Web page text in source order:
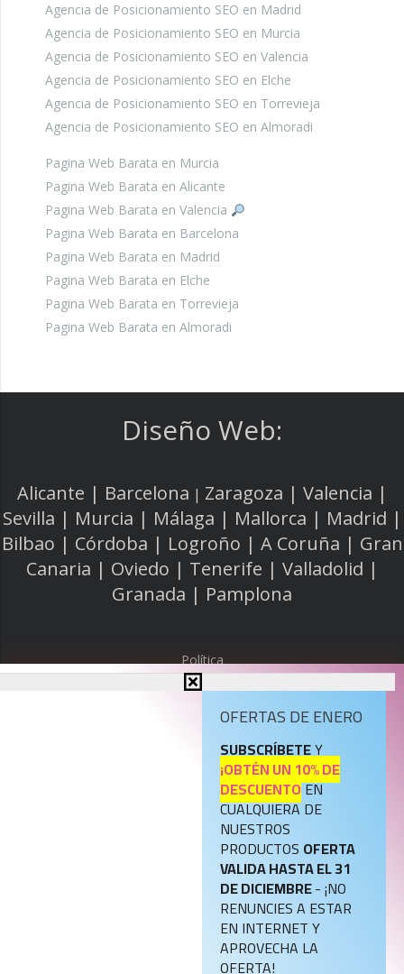
OFERTAS DE ENERO
SUBSCRÍBETEY
¡OBTÉN UN 10% DE
DESCUENTOEN
CUALQUIERA DE
NUESTROS
PRODUCTOS OFERTA
VALIDA HASTA EL 31
DE DICIEMBRE- ¡NO
RENUNCIES A ESTAR
EN INTERNET Y
APROVECHA LA
OFERTA!
Agencia de Posicionamiento SEO en Madrid
Agencia de Posicionamiento SEO en Murcia
Agencia de Posicionamiento SEO en Valencia
Agencia de Posicionamiento SEO en Elche
Agencia de Posicionamiento SEO en Torrevieja
Agencia de Posicionamiento SEO en Almoradi
Pagina Web Barata en Murcia
Pagina Web Barata en Alicante
Pagina Web Barata en Valencia
Pagina Web Barata en Barcelona
Pagina Web Barata en Madrid
Pagina Web Barata en Elche
Pagina Web Barata en Torrevieja
Pagina Web Barata en Almoradi
Diseño Web:
Alicante | Barcelona | Zaragoza | Valencia |
Sevilla | Murcia | Málaga | Mallorca | Madrid |
Bilbao | Córdoba | Logroño | A Coruña | Gran
Canaria | Oviedo | Tenerife | Valladolid |
Granada | Pamplona
Política
Política
de
cookies
Aviso
legal
Política
de
Registro